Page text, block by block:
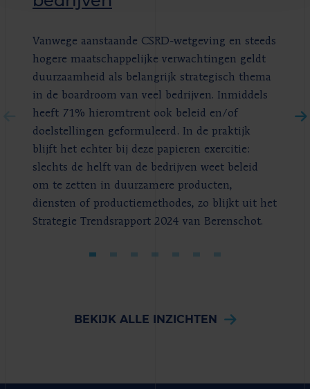
Vanwege aanstaande CSRD-wetgeving en steeds
hogere maatschappelijke verwachtingen geldt
duurzaamheid als belangrijk strategisch thema
in de boardroom van veel bedrijven. Inmiddels
heeft 71% hieromtrent ook beleid en/of
doelstellingen geformuleerd. In de praktijk
blijft het echter bij deze papieren exercitie:
slechts de helft van de bedrijven weet beleid
om te zetten in duurzamere producten,
diensten of productiemethodes, zo blijkt uit het
Strategie Trendsrapport 2024 van Berenschot.
BEKIJK ALLE INZICHTEN